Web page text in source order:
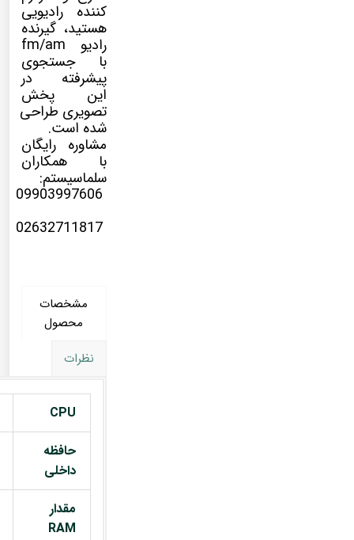
کننده رادیویی
هستید، گیرنده
رادیو fm/am
با جستجوی
پیشرفته در
این پخش
تصویری طراحی
شده است.
مشاوره رایگان
با همکاران
سلماسیستم:
09903997606
02632711817
مشخصات
محصول
نظرات
CPU
حافظه
داخلی
مقدار
RAM